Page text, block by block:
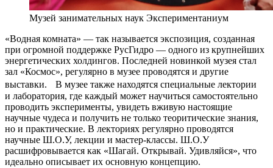
Музей занимательных наук Экспериментаниум
«Водная комната» — так называется экспозиция, созданная
при огромной поддержке РусГидро — одного из крупнейших
энергетических холдингов. Последней новинкой музея стал
зал «Космос», регулярно в музее проводятся и другие
выставки. В музее также находятся специальные лектории
и лаборатория, где каждый может научиться самостоятельно
проводить эксперименты, увидеть вживую настоящие
научные чудеса и получить не только теоритические знания,
но и практические. В лекториях регулярно проводятся
научные Ш.О.У, лекции и мастер-классы. Ш.О.У
расшифровывается как «Шагай. Открывай. Удивляйся», что
идеально описывает их основную концепцию.